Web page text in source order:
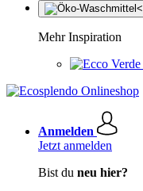
Mehr Inspiration
Anmelden
Jetzt anmelden
Bist du neu hier?